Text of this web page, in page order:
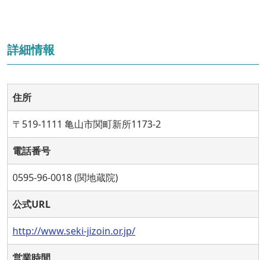
詳細情報
住所
〒519-1111 亀山市関町新所1173-2
電話番号
0595-96-0018 (関地蔵院)
公式URL
http://www.seki-jizoin.or.jp/